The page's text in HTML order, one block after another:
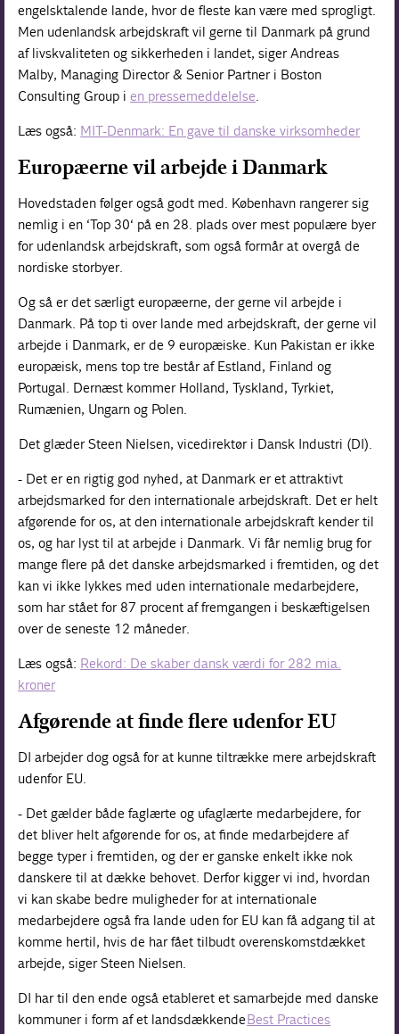
engelsktalende lande, hvor de fleste kan være med sprogligt.
Men udenlandsk arbejdskraft vil gerne til Danmark på grund
af livskvaliteten og sikkerheden i landet, siger Andreas
Malby, Managing Director & Senior Partner i Boston
Consulting Group ien pressemeddelelse
Læs også: MIT-Denmark: En gave til danske virksomheder
Europæerne vil arbejde i Danmark
Hovedstaden følger også godt med. København rangerer sig
nemlig i en ‘Top 30‘ på en 28. plads over mest populære byer
for udenlandsk arbejdskraft, som også formår at overgå de
nordiske storbyer.
Og så er det særligt europæerne, der gerne vil arbejde i
Danmark. På top ti over lande med arbejdskraft, der gerne vil
arbejde i Danmark, er de 9 europæiske. Kun Pakistan er ikke
europæisk, mens top tre består af Estland, Finland og
Portugal. Dernæst kommer Holland, Tyskland, Tyrkiet,
Rumænien, Ungarn og Polen.
Det glæder Steen Nielsen, vicedirektør i Dansk Industri (DI).
- Det er en rigtig god nyhed, at Danmark er et attraktivt
arbejdsmarked for den internationale arbejdskraft. Det er helt
afgørende for os, at den internationale arbejdskraft kender til
os, og har lyst til at arbejde i Danmark. Vi får nemlig brug for
mange flere på det danske arbejdsmarked i fremtiden, og det
kan vi ikke lykkes med uden internationale medarbejdere,
som har stået for 87 procent af fremgangen i beskæftigelsen
over de seneste 12 måneder.
Læs også: Rekord: De skaber dansk værdi for 282 mia.
kroner
Afgørende at finde flere udenfor EU
DI arbejder dog også for at kunne tiltrække mere arbejdskraft
udenfor EU.
- Det gælder både faglærte og ufaglærte medarbejdere, for
det bliver helt afgørende for os, at finde medarbejdere af
begge typer i fremtiden, og der er ganske enkelt ikke nok
danskere til at dække behovet. Derfor kigger vi ind, hvordan
vi kan skabe bedre muligheder for at internationale
medarbejdere også fra lande uden for EU kan få adgang til at
komme hertil, hvis de har fået tilbudt overenskomstdækket
arbejde, siger Steen Nielsen.
DI har til den ende også etableret et samarbejde med danske
kommuner i form af et landsdækkendeBest Practices